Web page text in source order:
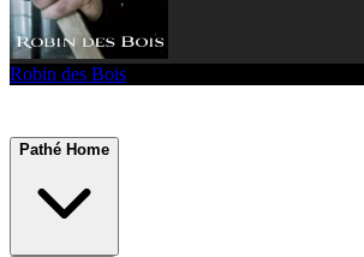
Robin des Bois
Pathé Home